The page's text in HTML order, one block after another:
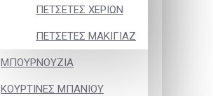
ΠΕΤΣΕΤΕΣ ΧΕΡΙΩΝ
ΠΕΤΣΕΤΕΣ ΜΑΚΙΓΙΑΖ
ΜΠΟΥΡΝΟΥΖΙΑ
ΚΟΥΡΤΙΝΕΣ ΜΠΑΝΙΟΥ